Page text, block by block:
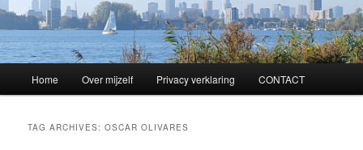
Skip
Skip
Home Over mijzelf Privacy verklaring CONTACT
TAG ARCHIVES:OSCAR OLIVARES